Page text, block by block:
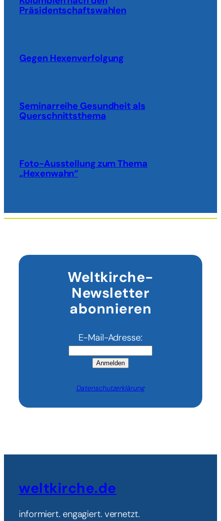
Präsidentschaftswahlen
Gegen Hexenverfolgung
Seminarreihe Gesundheit als
Querschnittsthema
Foto-Ausstellung zum Thema
„Hexenwahn“
Weltkirche-
Newsletter
abonnieren
E-Mail-Adresse:
Anmelden
Datenschutzerklärung
weltkirche.de
informiert. engagiert. vernetzt.